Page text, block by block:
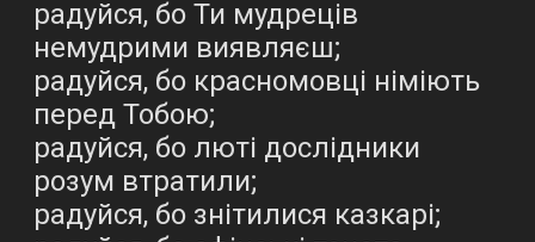
радуйся, бо Ти мудреців
немудрими виявляєш;
радуйся, бо красномовці німіють
перед Тобою;
радуйся, бо люті дослідники
розум втратили;
радуйся, бо знітилися казкарі;